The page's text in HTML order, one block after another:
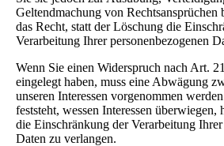
Geltendmachung von Rechtsansprüchen
das Recht, statt der Löschung die
Verarbeitung Ihrer personenbezogenen
Wenn Sie einen Widerspruch nach Art.
eingelegt haben, muss eine Abwägung
unseren Interessen vorgenommen
feststeht, wessen Interessen überwiegen,
die Einschränkung der Verarbeitung Ihrer
Daten zu verlangen.